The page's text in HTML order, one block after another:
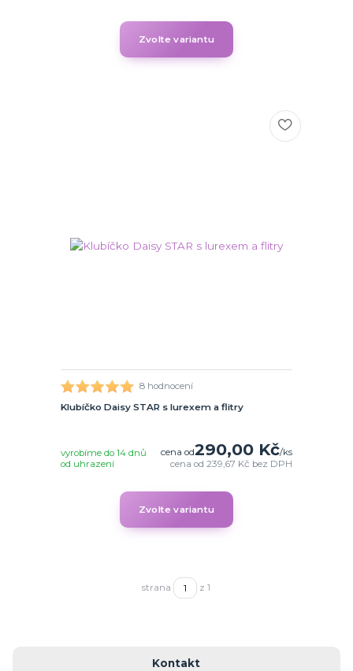
Zvolte variantu
8 hodnocení
Klubíčko Daisy STAR s lurexem a flitry
cena od290,00 Kč/ks
cena od239,67 Kč bez DPH
vyrobíme do 14 dnů
od uhrazení
Zvolte variantu
strana z 1
Kontakt